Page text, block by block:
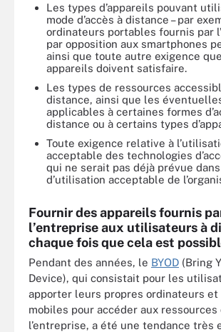
Les types d’appareils pouvant
mode d’accès à distance – par
ordinateurs portables fournis par
par opposition aux smartphones
ainsi que toute autre exigence
appareils doivent satisfaire.
Les types de ressources
distance, ainsi que les
applicables à certaines formes
distance ou à certains types
Toute exigence relative à
acceptable des technologies
qui ne serait pas déjà prévue
d’utilisation acceptable de
Fournir des appareils fournis
l’entreprise aux utilisateurs à
chaque fois que cela est
Pendant des années, le BYOD (Bring
Device), qui consistait pour les
apporter leurs propres ordinateurs et
mobiles pour accéder aux ressources
l’entreprise, a été une tendance très